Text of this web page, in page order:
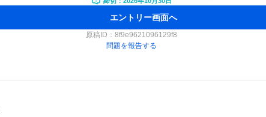
エントリー画面へ
原稿ID： 8f9e9621096129f8
問題を報告する